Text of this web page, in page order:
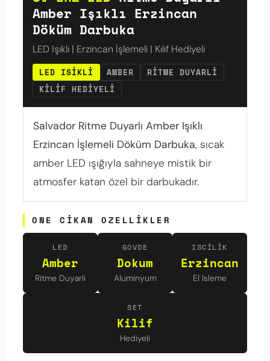
Amber Işıklı Erzincan
Döküm Darbuka
LED Işıklı | Erzincan İşlemeli | Kılıf Hediyeli
LED ISIKLI AMBER
RITME DUYARLI
KILIF HEDIYELI
Salvador Ritme Duyarlı Amber Işıklı
Erzincan İşlemeli Döküm Darbuka, sıcak
amber LED ışığıyla sahneye mistik bir
atmosfer katan özel bir darbukadır.
ONE CIKAN OZELLIKLER
LED
Amber
Ritme Duyarli
GOVDE
Dokum
Aluminyum
ISCILIK
Erzincan
El Isleme
SET
Kilif
Hediyeli